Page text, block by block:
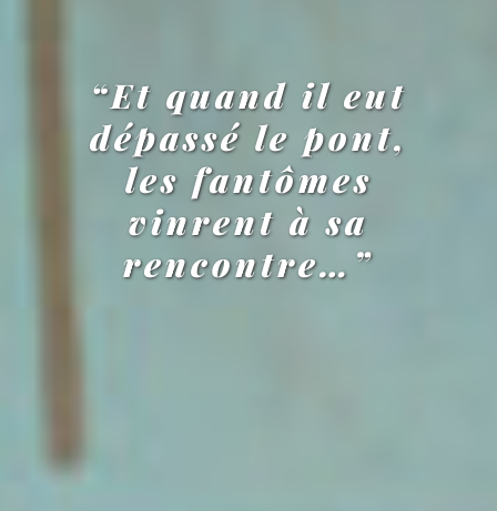
“Et quand il eut
dépassé le pont,
les fantômes
vinrent à sa
rencontre…”